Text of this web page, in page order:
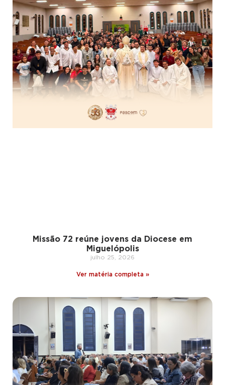
Missão 72 reúne jovens da Diocese em
Miguelópolis
julho 25, 2026
Ver matéria completa »